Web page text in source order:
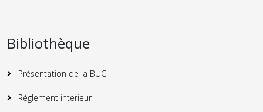
Bibliothèque
Présentation de la BUC
Réglement interieur